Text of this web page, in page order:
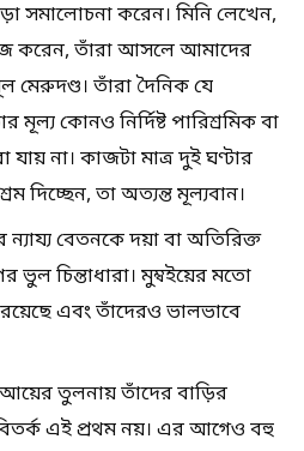
সমালোচনা করেন। মিনি লেখেন,
করেন, তাঁরা আসলে আমাদের
মেরুদণ্ড। তাঁরা দৈনিক যে
মূল্য কোনও নির্দিষ্ট পারিশ্রমিক বা
যায় না। কাজটা মাত্র দুই ঘণ্টার
দিচ্ছেন, তা অত্যন্ত মূল্যবান।
ন্যায্য বেতনকে দয়া বা অতিরিক্ত
ভুল চিন্তাধারা। মুম্বইয়ের মতো
এবং তাঁদেরও ভালভাবে
তুলনায় তাঁদের বাড়ির
বিতর্ক এই প্রথম নয়। এর আগেও বহু